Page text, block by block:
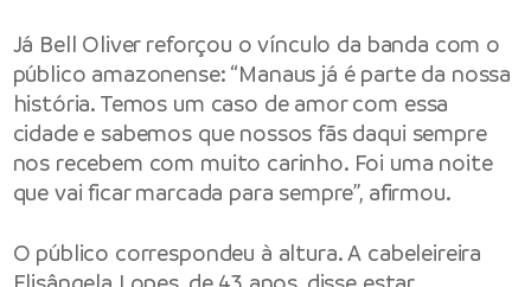
Já Bell Oliver reforçou o vínculo da banda com o
público amazonense: “Manaus já é parte da nossa
história. Temos um caso de amor com essa
cidade e sabemos que nossos fãs daqui sempre
nos recebem com muito carinho. Foi uma noite
que vai ficar marcada para sempre”, afirmou.
O público correspondeu à altura. A cabeleireira